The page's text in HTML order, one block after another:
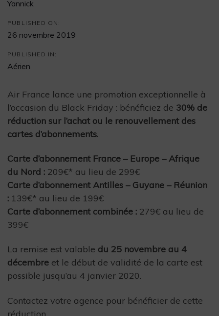
Yannick
PUBLISHED ON:
26 novembre 2019
PUBLISHED IN:
Aérien
Air France lance une promotion exceptionnelle à
l’occasion du Black Friday : bénéficiez de 30% de
réduction sur l’achat ou le renouvellement des
cartes d’abonnements.
Carte d’abonnement France – Europe – Afrique
du Nord : 209€* au lieu de 299€
Carte d’abonnement Antilles – Guyane – Réunion
: 139€* au lieu de 199€
Carte d’abonnement combinée : 279€ au lieu de
399€
La remise est valable du 25 novembre au 4
décembre et le début de validité de la carte est
possible jusqu’au 4 janvier 2020.
Contactez votre agence pour bénéficier de cette
réduction.